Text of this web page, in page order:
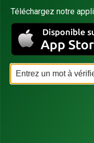
Téléchargez notre